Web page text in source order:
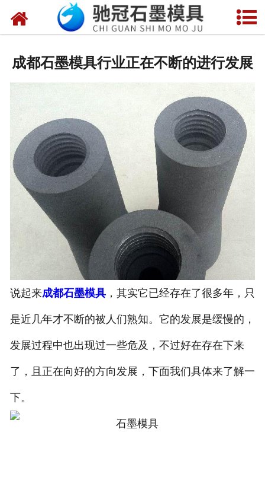
网站首页
新闻中心
视频中心
联系我们
成都石墨模具行业正在不断的进行发展
说起来成都石墨模具，其实它已经存在了很多年，只
是近几年才不断的被人们熟知。它的发展是缓慢的，
发展过程中也出现过一些危及，不过好在存在下来
了，且正在向好的方向发展，下面我们具体来了解一
下。